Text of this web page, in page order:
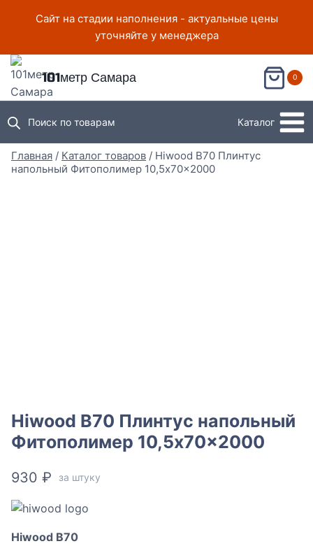
Сайт на стадии наполнения - актуальные цены
уточняйте у менеджера
101метр Самара 0
Поиск по товарам Каталог
Главная / Каталог товаров / Hiwood B70 Плинтус
напольный Фитополимер 10,5x70x2000
Hiwood B70 Плинтус напольный
Фитополимер 10,5x70x2000
930 ₽ за штуку
Hiwood B70